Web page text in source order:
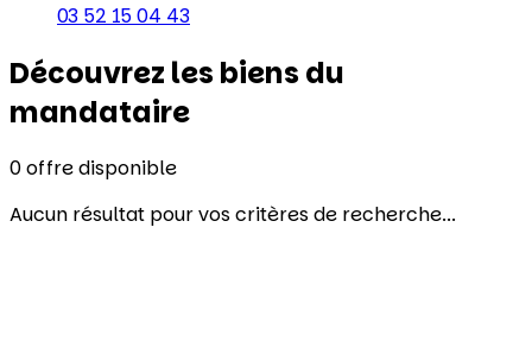
03 52 15 04 43
Découvrez les biens du
mandataire
0offre disponible
Aucun résultat pour vos critères de recherche...